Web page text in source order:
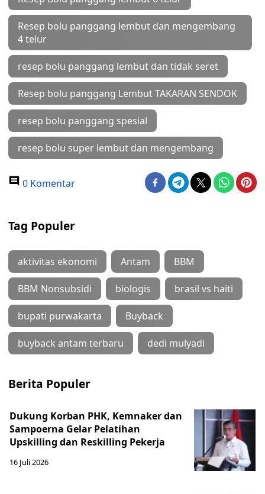
Resep bolu panggang lembut dan mengembang
4 telur
resep bolu panggang lembut dan tidak seret
Resep bolu panggang Lembut TAKARAN SENDOK
resep bolu panggang spesial
resep bolu super lembut dan mengembang
0 Komentar
Tag Populer
aktivitas ekonomi Antam BBM
BBM Nonsubsidi biologis brasil vs haiti
bupati purwakarta Buyback
buyback antam terbaru dedi mulyadi
Berita Populer
Dukung Korban PHK, Kemnaker dan
Sampoerna Gelar Pelatihan
Upskilling dan Reskilling Pekerja
16 Juli 2026